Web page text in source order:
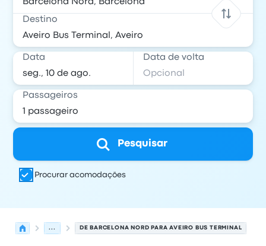
Destino
Data Data de volta
Passageiros
Pesquisar
Procurar acomodações
... DE BARCELONA NORD PARA AVEIRO BUS TERMINAL